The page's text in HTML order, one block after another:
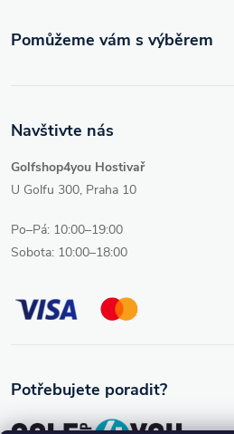
Navštivte nás
Golfshop4you Hostivař
U Golfu 300, Praha 10
Po–Pá: 10:00–19:00
Sobota: 10:00–18:00
Pomůžeme vám s výběrem
Potřebujete poradit?